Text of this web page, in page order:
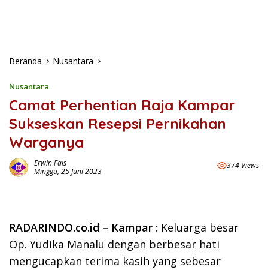
Beranda Nusantara
Nusantara
Camat Perhentian Raja Kampar
Sukseskan Resepsi Pernikahan
Warganya
Erwin Fals
Minggu, 25 Juni 2023
374 Views
RADARINDO.co.id – Kampar : Keluarga besar
Op. Yudika Manalu dengan berbesar hati
mengucapkan terima kasih yang sebesar